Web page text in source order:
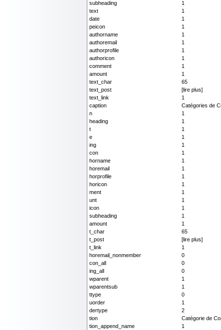
subheading
1
text
1
date
1
peicon
1
authorname
1
authoremail
1
authorprofile
1
authoricon
1
comment
1
amount
1
text_char
65
text_post
[lire plus]
text_link
1
caption
Catégories de
n
1
heading
1
t
1
e
1
ing
1
con
1
horname
1
horemail
1
horprofile
1
horicon
1
ment
1
unt
1
icon
1
subheading
1
amount
1
t_char
65
t_post
[lire plus]
t_link
1
horemail_nonmember
0
con_all
0
ing_all
0
wparent
1
wparentsub
1
ttype
0
uorder
1
dertype
2
tion
Catégorie de
tion_append_name
1